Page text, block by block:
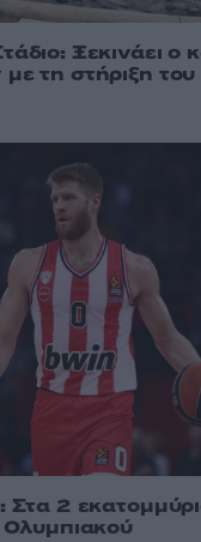
Ξεκινάει ο
τη στήριξη
Στα 2
Ολυμπιακού